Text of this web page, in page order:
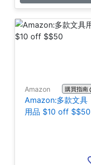
Amazon 購買指南
Amazon:多款文具
用品 $10 off $$50